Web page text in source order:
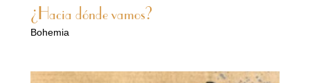
¿Hacia dónde vamos?
Bohemia